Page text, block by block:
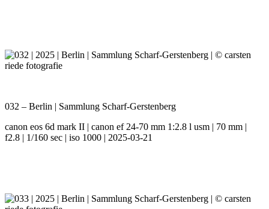
032 – Berlin | Sammlung Scharf-Gerstenberg
canon eos 6d mark II | canon ef 24-70 mm 1:2.8 l usm | 70 mm |
f2.8 | 1/160 sec | iso 1000 | 2025-03-21